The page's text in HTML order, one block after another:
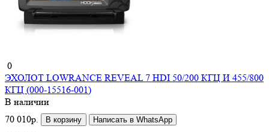
0
ЭХОЛОТ LOWRANCE REVEAL 7 HDI 50/200 КГЦ И 455/800
КГЦ (000-15516-001)
В наличии
70 010р.
В корзину Написать в WhatsApp